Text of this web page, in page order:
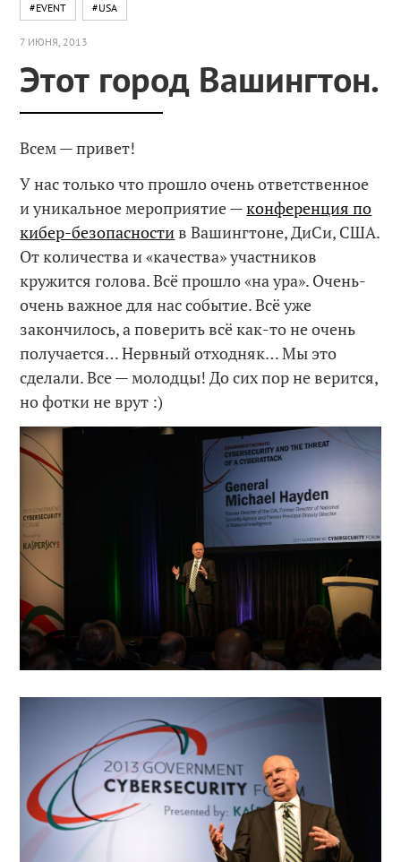
#EVENT #USA
7 ИЮНЯ, 2013
Этот город Вашингтон.
Всем — привет!
У нас только что прошло очень ответственное
и уникальное мероприятие —конференция по
кибер-безопасностив Вашингтоне, ДиСи, США.
От количества и «качества» участников
кружится голова. Всё прошло «на ура». Очень-
очень важное для нас событие. Всё уже
закончилось, а поверить всё как-то не очень
получается… Нервный отходняк… Мы это
сделали. Все — молодцы! До сих пор не верится,
но фотки не врут :)